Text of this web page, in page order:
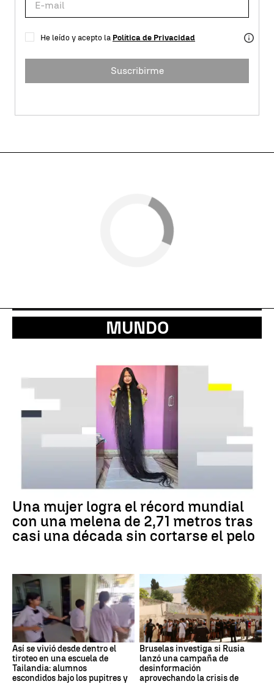
He leído y acepto la Política de Privacidad
Suscribirme
MUNDO
Una mujer logra el récord mundial
con una melena de 2,71 metros tras
casi una década sin cortarse el pelo
Así se vivió desde dentro el
tiroteo en una escuela de
Tailandia: alumnos
escondidos bajo los pupitres y
Bruselas investiga si Rusia
lanzó una campaña de
desinformación
aprovechando la crisis de